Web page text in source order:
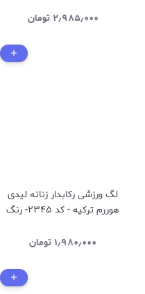
۲٫۹۸۵٫۰۰۰ تومان
لگ ورزشی رکابدار زنانه لیدی
هوررم ترکیه - کد ۲۳۴۵- رنگ
۱٫۹۸۰٫۰۰۰ تومان